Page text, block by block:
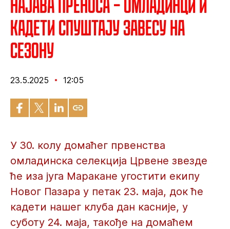
кадети спуштају завесу на
сезону
23.5.2025 12:05
У 30. колу домаћег првенства
омладинска селекција Црвене звезде
ће иза југа Маракане угостити екипу
Новог Пазара у петак 23. маја, док ће
кадети нашег клуба дан касније, у
суботу 24. маја, такође на домаћем